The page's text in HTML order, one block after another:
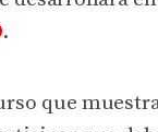
.
que